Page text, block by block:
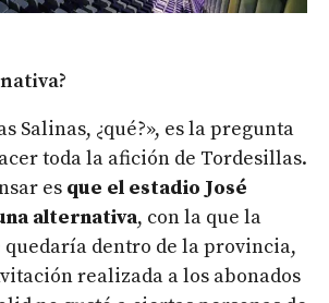
Salinas, ¿qué?», es la pregunta
toda la afición de Tordesillas.
es que el estadio José
alternativa, con la que la
dentro de la provincia,
realizada a los abonados